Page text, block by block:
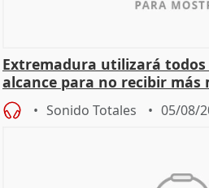
Extremadura utilizará todos
alcance para no recibir más
Sonido Totales 05/08/